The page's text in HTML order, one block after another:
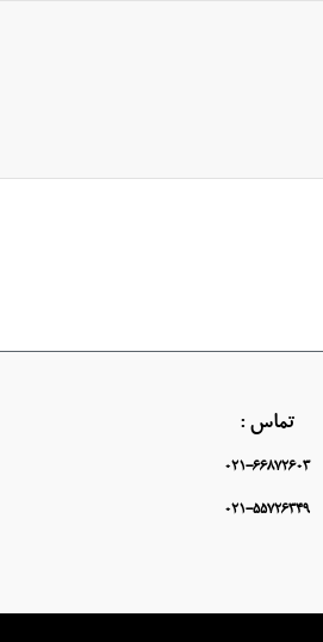
تماس :
021-66872603
021-55726349